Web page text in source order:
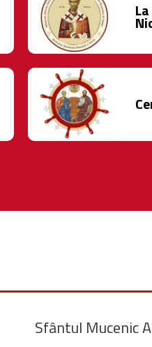
Sfântul Mucenic